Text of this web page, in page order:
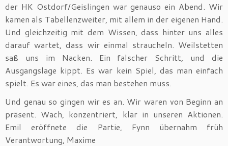
der HK Ostdorf/Geislingen war genauso ein Abend. Wir
kamen als Tabellenzweiter, mit allem in der eigenen Hand.
Und gleichzeitig mit dem Wissen, dass hinter uns alles
darauf wartet, dass wir einmal straucheln. Weilstetten
saß uns im Nacken. Ein falscher Schritt, und die
Ausgangslage kippt. Es war kein Spiel, das man einfach
spielt. Es war eines, das man bestehen muss.
Und genau so gingen wir es an. Wir waren von Beginn an
präsent. Wach, konzentriert, klar in unseren Aktionen.
Emil eröffnete die Partie, Fynn übernahm früh
Verantwortung, Maxime